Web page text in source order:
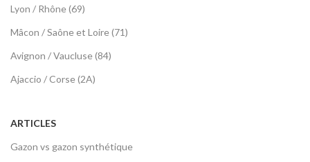
Lyon / Rhône (69)
Mâcon / Saône et Loire (71)
Avignon / Vaucluse (84)
Ajaccio / Corse (2A)
ARTICLES
Gazon vs gazon synthétique